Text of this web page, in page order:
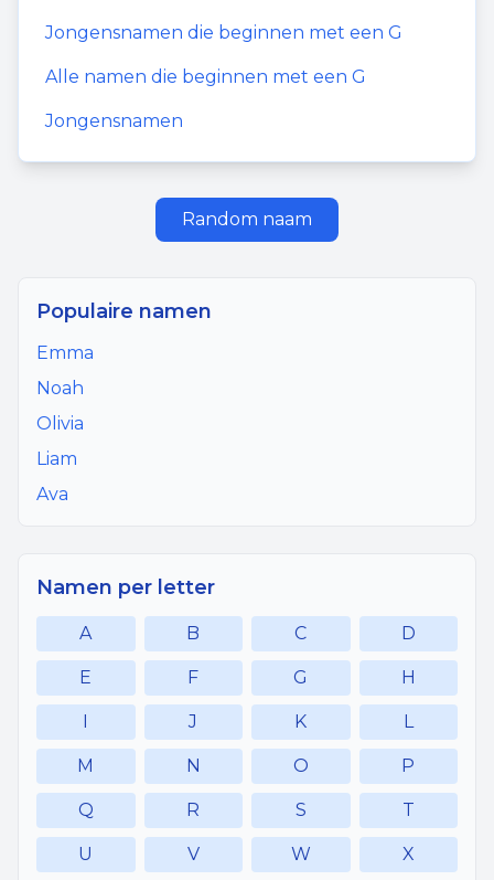
Jongensnamen die beginnen met een G
Alle namen die beginnen met een G
Jongensnamen
Random naam
Populaire namen
Emma
Noah
Olivia
Liam
Ava
Namen per letter
A B C D
E F G H
I J K L
M N O P
Q R S T
U V W X